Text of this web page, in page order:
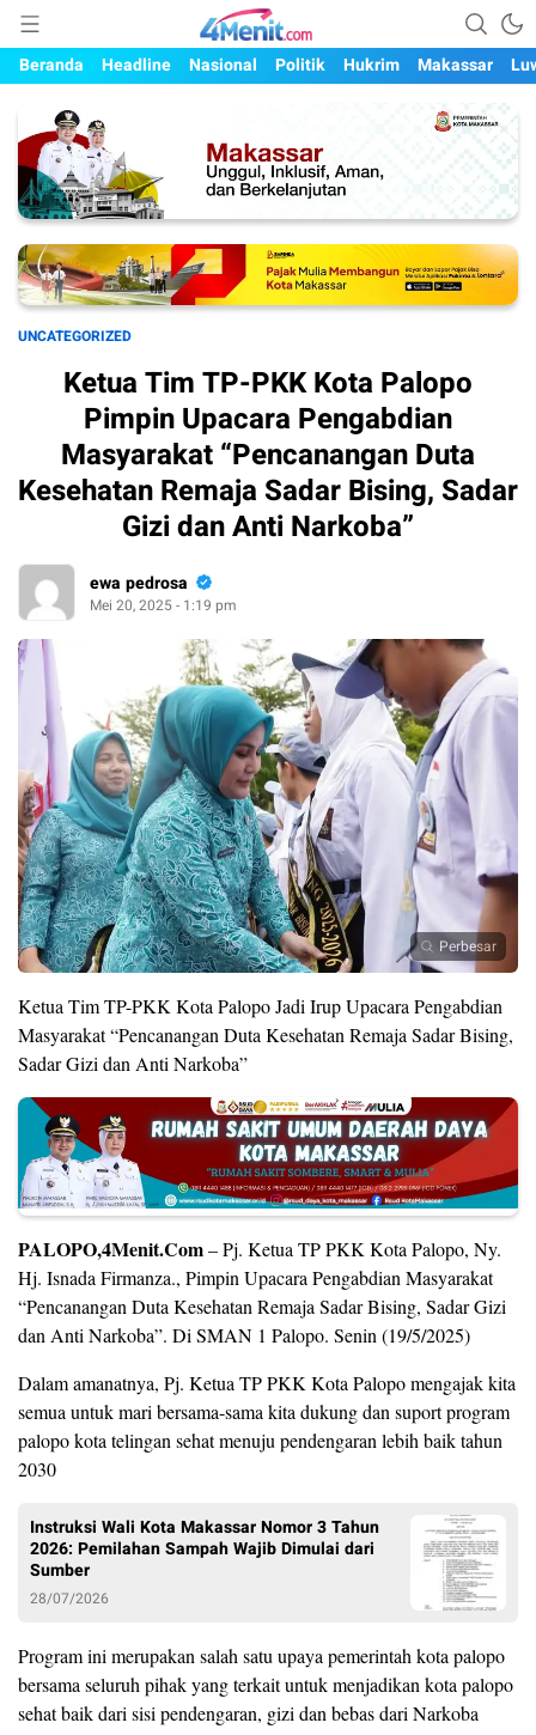
4menit.com
Mengungkap Kisah, Setiap Hari
Beranda
Headline Nasional Politik Hukrim Makassar
UNCATEGORIZED
Ketua Tim TP-PKK Kota Palopo
Pimpin Upacara Pengabdian
Masyarakat “Pencanangan Duta
Kesehatan Remaja Sadar Bising, Sadar
Gizi dan Anti Narkoba”
ewa pedrosa
Mei 20, 2025 - 1:19 pm
Perbesar
Ketua Tim TP-PKK Kota Palopo Jadi Irup Upacara Pengabdian
Masyarakat “Pencanangan Duta Kesehatan Remaja Sadar Bising,
Sadar Gizi dan Anti Narkoba”
PALOPO,4Menit.Com– Pj. Ketua TP PKK Kota Palopo, Ny.
Hj. Isnada Firmanza., Pimpin Upacara Pengabdian Masyarakat
“Pencanangan Duta Kesehatan Remaja Sadar Bising, Sadar Gizi
dan Anti Narkoba”. Di SMAN 1 Palopo. Senin (19/5/2025)
Dalam amanatnya, Pj. Ketua TP PKK Kota Palopo mengajak kita
semua untuk mari bersama-sama kita dukung dan suport program
palopo kota telingan sehat menuju pendengaran lebih baik tahun
2030
Instruksi Wali Kota Makassar Nomor 3 Tahun
2026: Pemilahan Sampah Wajib Dimulai dari
Sumber
28/07/2026
Program ini merupakan salah satu upaya pemerintah kota palopo
bersama seluruh pihak yang terkait untuk menjadikan kota palopo
sehat baik dari sisi pendengaran, gizi dan bebas dari Narkoba